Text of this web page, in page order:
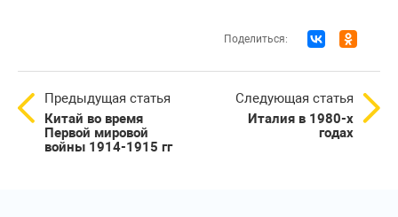
Поделиться:
Предыдущая статья
Китай во время
Первой мировой
войны 1914-1915 гг
Следующая статья
Италия в 1980-х
годах